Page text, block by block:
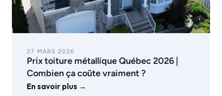
27 MARS 2026
Prix toiture métallique Québec 2026 |
Combien ça coûte vraiment ?
En savoir plus →